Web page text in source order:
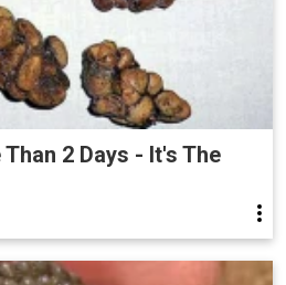
2 Days - It's The